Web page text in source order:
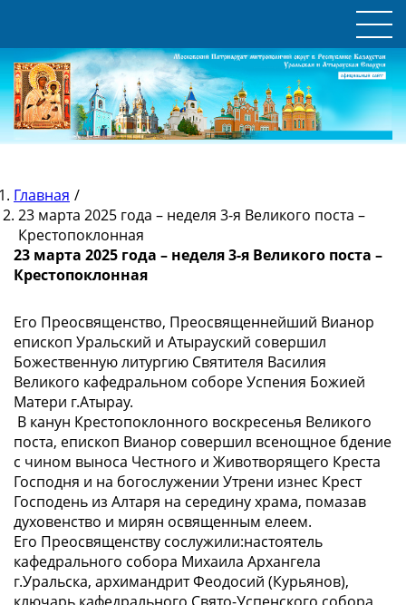
Главная /
23 марта 2025 года – неделя 3-я Великого поста –
Крестопоклонная
23 марта 2025 года – неделя 3-я Великого поста –
Крестопоклонная
Его Преосвященство, Преосвященнейший Вианор
епископ Уральский и Атырауский совершил
Божественную литургию Святителя Василия
Великого кафедральном соборе Успения Божией
Матери г.Атырау.
В канун Крестопоклонного воскресенья Великого
поста, епископ Вианор совершил всенощное бдение
с чином выноса Честного и Животворящего Креста
Господня и на богослужении Утрени изнес Крест
Господень из Алтаря на середину храма, помазав
духовенство и мирян освященным елеем.
Его Преосвященству сослужили:настоятель
кафедрального собора Михаила Архангела
г.Уральска, архимандрит Феодосий (Курьянов),